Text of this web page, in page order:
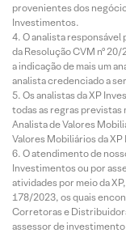
provenientes dos
Investimentos.
O analista
da Resolução CVM nº
a indicação de mais um
analista credenciado a
Os analistas da XP
todas as regras previstas
Analista de Valores
Valores Mobiliários da
O atendimento de
Investimentos ou por
atividades por meio da
178/2023, os quais
Corretoras e
assessor de